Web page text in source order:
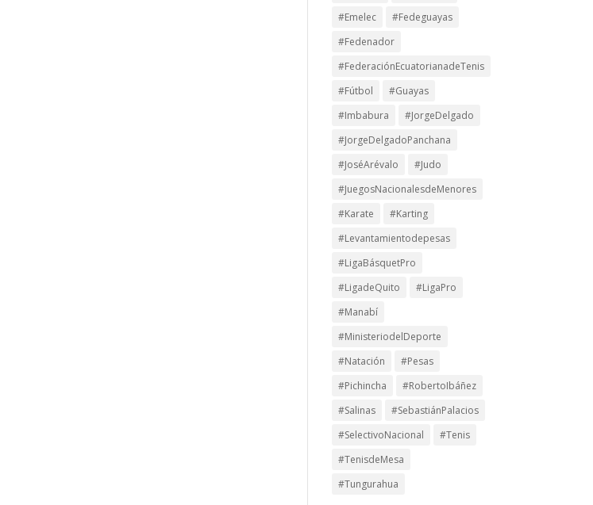
#Emelec
#Fedeguayas
#Fedenador
#FederaciónEcuatorianadeTenis
#Fútbol
#Guayas
#Imbabura
#JorgeDelgado
#JorgeDelgadoPanchana
#JoséArévalo
#Judo
#JuegosNacionalesdeMenores
#Karate
#Karting
#Levantamientodepesas
#LigaBásquetPro
#LigadeQuito
#LigaPro
#Manabí
#MinisteriodelDeporte
#Natación
#Pesas
#Pichincha
#RobertoIbáñez
#Salinas
#SebastiánPalacios
#SelectivoNacional
#Tenis
#TenisdeMesa
#Tungurahua